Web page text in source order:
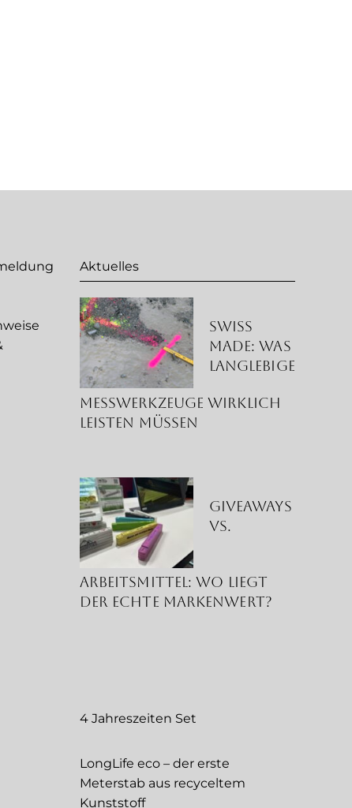
Aktuelles
Swiss
Made: Was
langlebige
Messwerkzeuge wirklich
leisten müssen
Giveaways
vs.
Arbeitsmittel: Wo liegt
der echte Markenwert?
4 Jahreszeiten Set
LongLife eco – der erste
Meterstab aus recyceltem
Kunststoff